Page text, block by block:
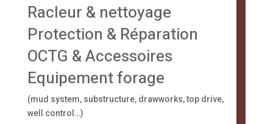
Racleur & nettoyage
Protection & Réparation
OCTG & Accessoires
Equipement forage
(mud system, substructure, drawworks, top drive,
well control…)